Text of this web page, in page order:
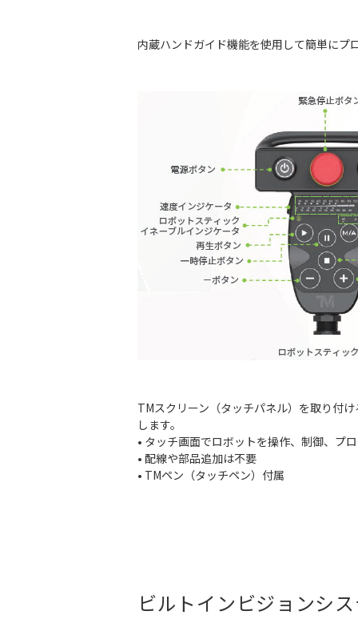
内蔵ハンドガイド機能を使用して簡単にプ
TMスクリーン（タッチパネル）を取り付
します。
• タッチ画面でロボットを操作、制御、プ
• 配線や部品追加は不要
• TMペン（タッチペン）付属
ビルトインビジョンシ